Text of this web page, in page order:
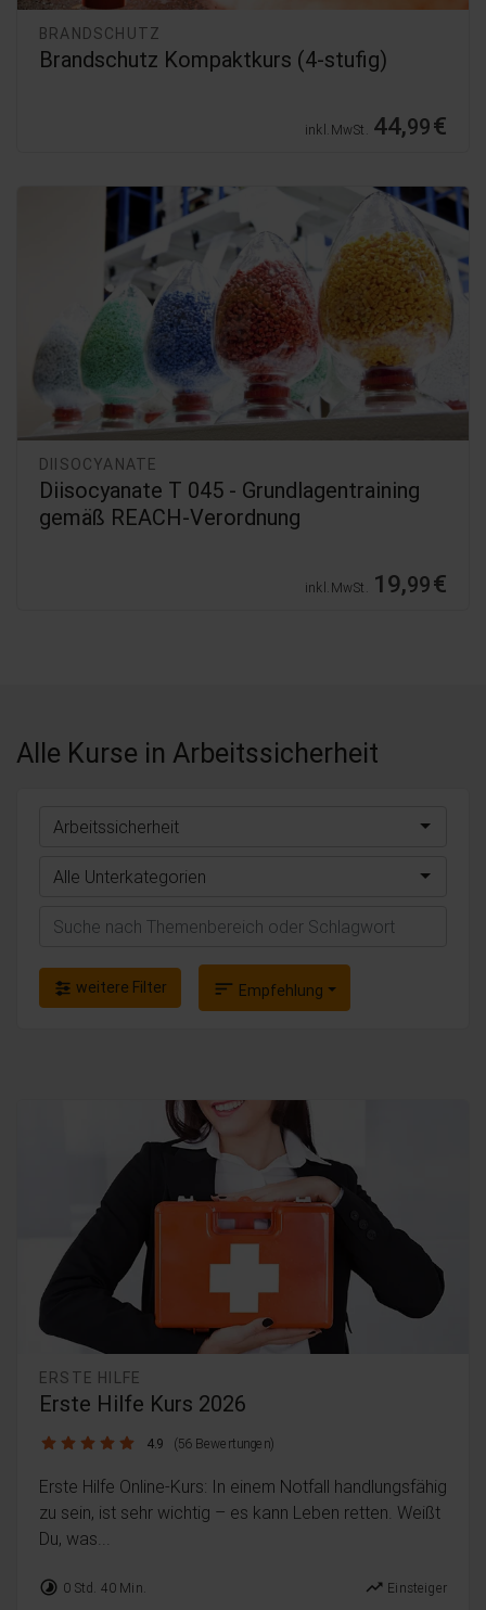
BRANDSCHUTZ
Brandschutz Kompaktkurs (4-stufig)
inkl. MwSt. 44,99€
DIISOCYANATE
Diisocyanate T 045 - Grundlagentraining
gemäß REACH-Verordnung
inkl. MwSt. 19,99€
Alle Kurse in Arbeitssicherheit
Arbeitssicherheit
Alle Unterkategorien
Suchen
weitere Filter sort Empfehlung
ERSTE HILFE
Erste Hilfe Kurs 2026
4.9 / 5 4.9 (56 Bewertungen)
Erste Hilfe Online-Kurs: In einem Notfall handlungsfähig
zu sein, ist sehr wichtig – es kann Leben retten. Weißt
Du, was...
timelapse 0 Std. 40 Min. trending_up Einsteiger